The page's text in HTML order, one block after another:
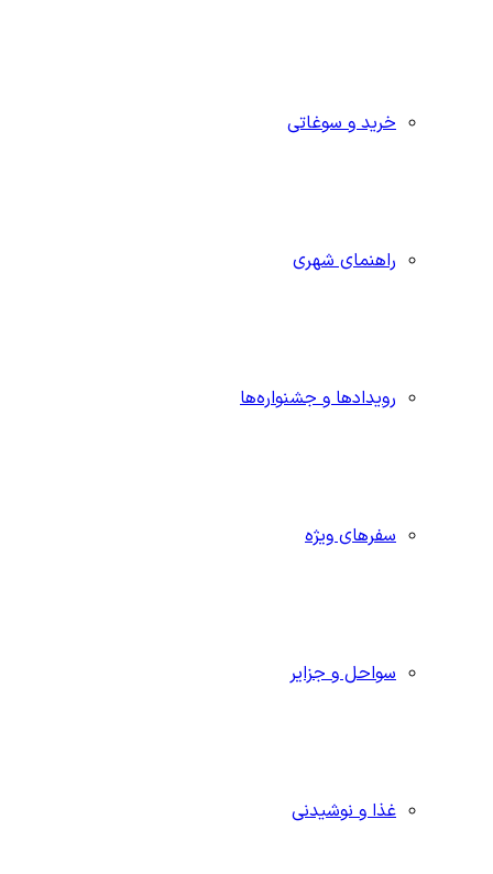
خرید و سوغاتی
راهنمای شهری
رویدادها و جشنواره‌ها
سفرهای ویژه
سواحل و جزایر
غذا و نوشیدنی